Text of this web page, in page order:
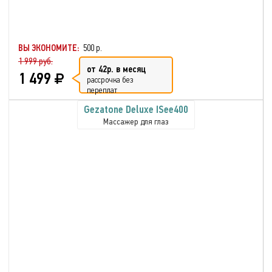
ВЫ ЭКОНОМИТЕ: 500 р.
1 999 руб.
1 499 от 42р. в месяц
рассрочка без
переплат
Gezatone Deluxe ISee400
Массажер для глаз